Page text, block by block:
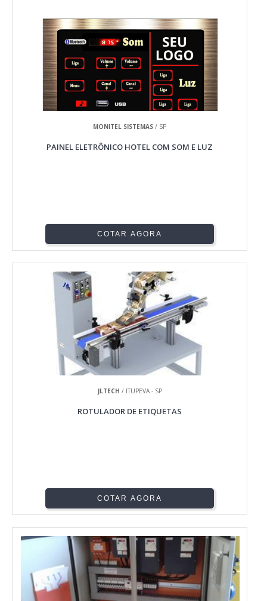
MONITEL SISTEMAS / SP
PAINEL ELETRÔNICO HOTEL COM SOM E LUZ
COTAR AGORA
JLTECH / ITUPEVA - SP
ROTULADOR DE ETIQUETAS
COTAR AGORA